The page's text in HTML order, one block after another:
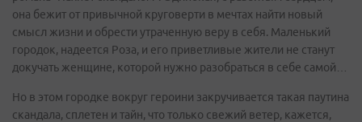
она бежит от привычной круговерти в мечтах найти новый
смысл жизни и обрести утраченную веру в себя. Маленький
городок, надеется Роза, и его приветливые жители не станут
докучать женщине, которой нужно разобраться в себе самой…
Но в этом городке вокруг героини закручивается такая паутина
скандала, сплетен и тайн, что только свежий ветер, кажется,